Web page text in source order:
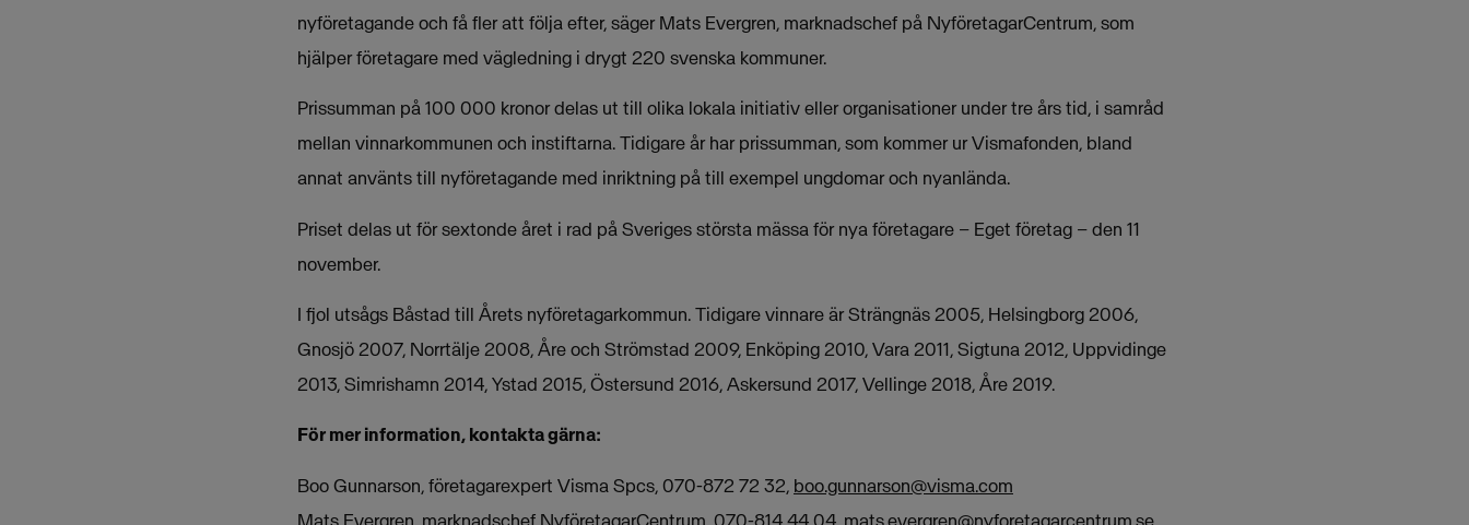
nyföretagande och få fler att följa efter, säger Mats Evergren, marknadschef på NyföretagarCentrum, som
hjälper företagare med vägledning i drygt 220 svenska kommuner.
Prissumman på 100 000 kronor delas ut till olika lokala initiativ eller organisationer under tre års tid, i samråd
mellan vinnarkommunen och instiftarna. Tidigare år har prissumman, som kommer ur Vismafonden, bland
annat använts till nyföretagande med inriktning på till exempel ungdomar och nyanlända.
Priset delas ut för sextonde året i rad på Sveriges största mässa för nya företagare – Eget företag – den 11
november.
I fjol utsågs Båstad till Årets nyföretagarkommun. Tidigare vinnare är Strängnäs 2005, Helsingborg 2006,
Gnosjö 2007, Norrtälje 2008, Åre och Strömstad 2009, Enköping 2010, Vara 2011, Sigtuna 2012, Uppvidinge
2013, Simrishamn 2014, Ystad 2015, Östersund 2016, Askersund 2017, Vellinge 2018, Åre 2019.
För mer information, kontakta gärna:
Boo Gunnarson, företagarexpert Visma Spcs, 070-872 72 32, boo.gunnarson@visma.com